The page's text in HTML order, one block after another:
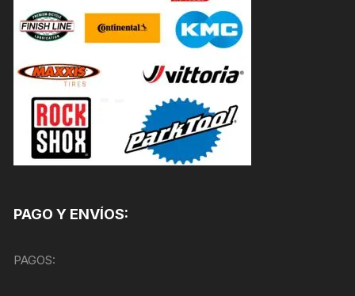
PAGO Y ENVÍOS:
PAGOS: